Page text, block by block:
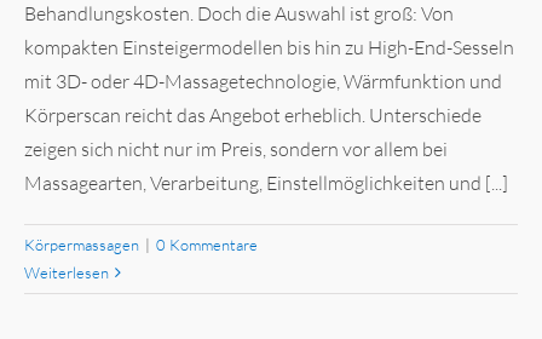
Behandlungskosten. Doch die Auswahl ist groß: Von
kompakten Einsteigermodellen bis hin zu High-End-Sesseln
mit 3D- oder 4D-Massagetechnologie, Wärmfunktion und
Körperscan reicht das Angebot erheblich. Unterschiede
zeigen sich nicht nur im Preis, sondern vor allem bei
Massagearten, Verarbeitung, Einstellmöglichkeiten und [...]
Körpermassagen | 0 Kommentare
Weiterlesen